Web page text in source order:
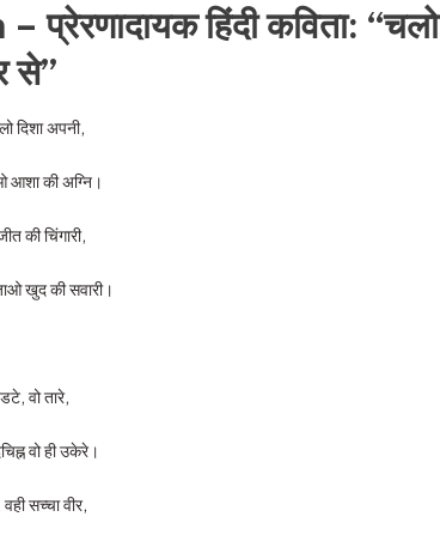
हिंदी कविता: “चलो
से”
दिशा अपनी,
आशा की अग्नि।
की चिंगारी,
खुद की सवारी।
वो तारे,
वो ही उकेरे।
सच्चा वीर,